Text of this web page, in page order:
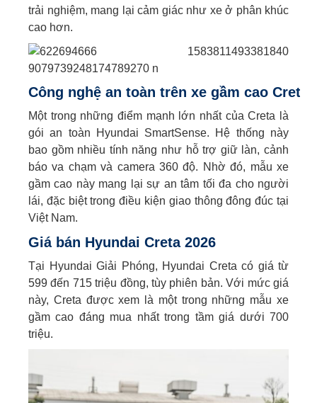
trải nghiệm, mang lại cảm giác như xe ở phân khúc
cao hơn.
Công nghệ an toàn trên xe gầm cao Creta
Một trong những điểm mạnh lớn nhất của Creta là
gói an toàn Hyundai SmartSense. Hệ thống này
bao gồm nhiều tính năng như hỗ trợ giữ làn, cảnh
báo va chạm và camera 360 độ. Nhờ đó, mẫu xe
gầm cao này mang lại sự an tâm tối đa cho người
lái, đặc biệt trong điều kiện giao thông đông đúc tại
Việt Nam.
Giá bán Hyundai Creta 2026
Tại Hyundai Giải Phóng, Hyundai Creta có giá từ
599 đến 715 triệu đồng, tùy phiên bản. Với mức giá
này, Creta được xem là một trong những mẫu xe
gầm cao đáng mua nhất trong tầm giá dưới 700
triệu.